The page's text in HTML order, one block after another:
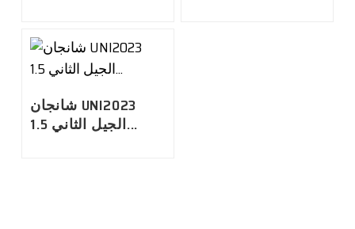
شانجان UNI2023
الجيل الثاني 1.5...